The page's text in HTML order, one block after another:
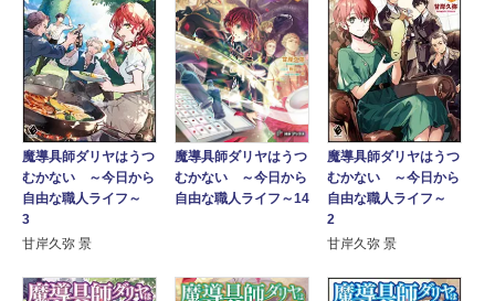
魔導具師ダリヤはうつ
むかない ～今日から
自由な職人ライフ～
3
甘岸久弥 景
魔導具師ダリヤはうつ
むかない ～今日から
自由な職人ライフ～14
魔導具師ダリヤはうつ
むかない ～今日から
自由な職人ライフ～
2
甘岸久弥 景